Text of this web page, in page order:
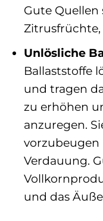
Gute Quellen
Unlösliche
Ballaststoffe
und tragen
zu erhöhen
anzuregen.
vorzubeugen
Verdauung.
und das